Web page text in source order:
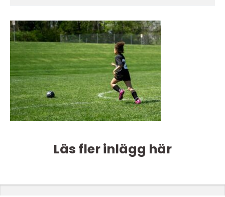
Läs fler inlägg här